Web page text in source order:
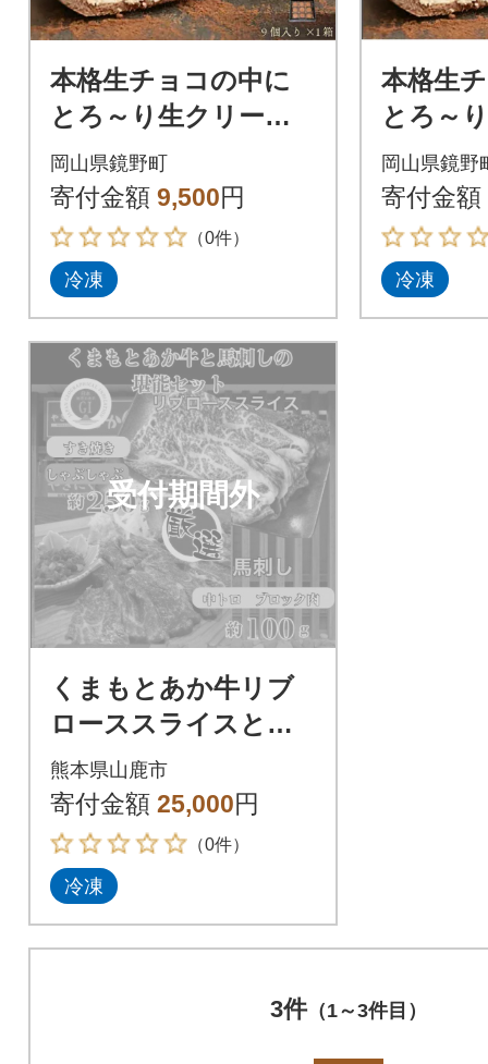
本格生チョコの中に
とろ～り生クリーム
が入ったとろふわ♪生
クリームトリュフ 9
個入
岡山県鏡野町
寄付金額 9,500円
（0件）
冷凍
本格生
とろ～
が入っ
クリー
個入×3箱
岡山県鏡野
寄付金額
冷凍
受付期間外
くまもとあか牛リブ
ローススライスと厳
選馬刺しの堪能セッ
ト
熊本県山鹿市
寄付金額 25,000円
（0件）
冷凍
3件（1～3件目）